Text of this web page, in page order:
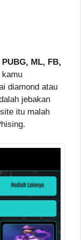
ML, FB,
kamu
diamond atau
jebakan
itu malah